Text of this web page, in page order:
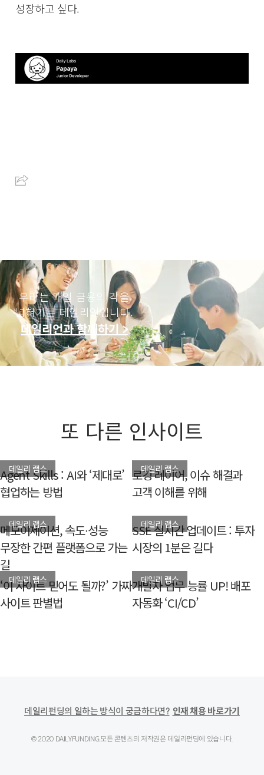
성장하고 싶다.
우리는 매일 금융의 각을
넓혀가는 데일리언입니다.
데일리언과 함께하기 >
또 다른 인사이트
데일리 랩스
Agent Skills : AI와 ‘제대로’
협업하는 방법
데일리 랩스
로깅 레이어, 이슈 해결과
고객 이해를 위해
데일리 랩스
메모이제이션, 속도∙성능
무장한 간편 플랫폼으로 가는
길
데일리 랩스
SSE 실시간 업데이트 : 투자
시장의 1분은 길다
데일리 랩스
‘이 사이트 믿어도 될까?’ 가짜
사이트 판별법
데일리 랩스
개발자 업무 능률 UP! 배포
자동화 ‘CI/CD’
데일리펀딩의 일하는 방식이 궁금하다면? 인재 채용 바로가기
© 2020 DAILYFUNDING.모든 콘텐츠의 저작권은 데일리펀딩에 있습니다.